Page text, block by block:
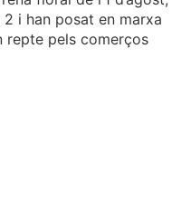
2 i han posat en marxa
repte pels comerços